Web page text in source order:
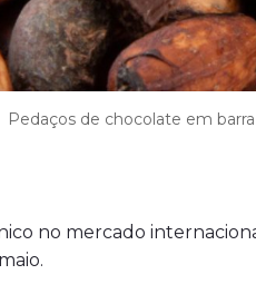
Pedaços de chocolate em
no mercado